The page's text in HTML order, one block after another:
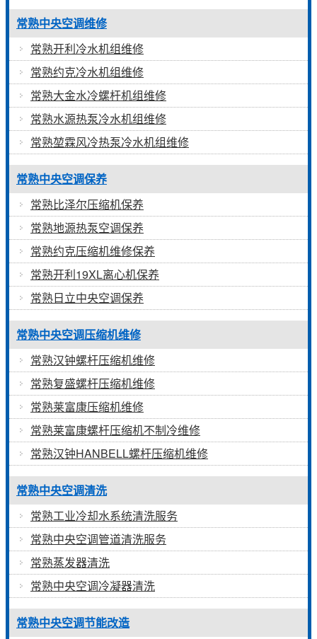
常熟中央空调维修
常熟开利冷水机组维修
常熟约克冷水机组维修
常熟大金水冷螺杆机组维修
常熟水源热泵冷水机组维修
常熟堃霖风冷热泵冷水机组维修
常熟中央空调保养
常熟比泽尔压缩机保养
常熟地源热泵空调保养
常熟约克压缩机维修保养
常熟开利19XL离心机保养
常熟日立中央空调保养
常熟中央空调压缩机维修
常熟汉钟螺杆压缩机维修
常熟复盛螺杆压缩机维修
常熟莱富康压缩机维修
常熟莱富康螺杆压缩机不制冷维修
常熟汉钟HANBELL螺杆压缩机维修
常熟中央空调清洗
常熟工业冷却水系统清洗服务
常熟中央空调管道清洗服务
常熟蒸发器清洗
常熟中央空调冷凝器清洗
常熟中央空调节能改造